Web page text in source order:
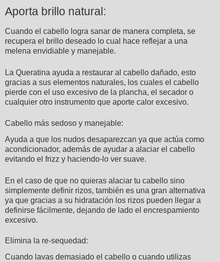
Aporta brillo natural:
Cuando el cabello logra sanar de manera completa, se
recupera el brillo deseado lo cual hace reflejar a una
melena envidiable y manejable.
La Queratina ayuda a restaurar al cabello dañado, esto
gracias a sus elementos naturales, los cuales el cabello
pierde con el uso excesivo de la plancha, el secador o
cualquier otro instrumento que aporte calor excesivo.
Cabello más sedoso y manejable:
Ayuda a que los nudos desaparezcan ya que actúa como
acondicionador, además de ayudar a alaciar el cabello
evitando el frizz y haciendo-lo ver suave.
En el caso de que no quieras alaciar tu cabello sino
simplemente definir rizos, también es una gran alternativa
ya que gracias a su hidratación los rizos pueden llegar a
definirse fácilmente, dejando de lado el encrespamiento
excesivo.
Elimina la re-sequedad:
Cuando lavas demasiado el cabello o cuando utilizas